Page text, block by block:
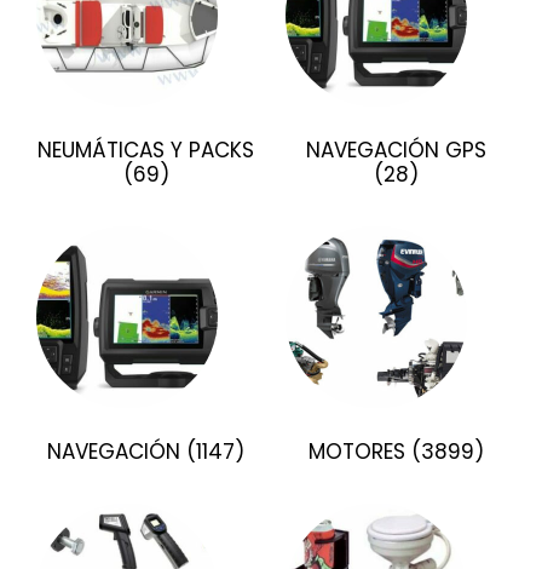
NEUMÁTICAS Y PACKS
(69)
NAVEGACIÓN GPS
(28)
NAVEGACIÓN (1147) MOTORES (3899)